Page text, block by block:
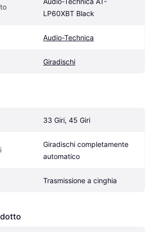
LP60XBT Black
Audio-Technica
Giradischi
33 Giri, 45 Giri
Giradischi completamente
automatico
Trasmissione a cinghia